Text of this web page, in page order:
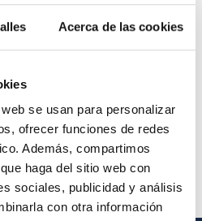
Acerca de las cookies
se usan para personalizar
ofrecer funciones de redes
Además, compartimos
haga del sitio web con
sociales, publicidad y análisis
con otra información